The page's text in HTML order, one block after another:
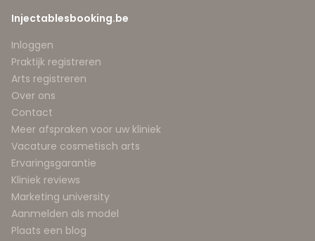
Injectablesbooking.be
Inloggen
Praktijk registreren
Arts registreren
Over ons
Contact
Meer afspraken voor uw kliniek
Vacature cosmetisch arts
Ervaringsgarantie
Kliniek reviews
Marketing university
Aanmelden als model
Plaats een blog